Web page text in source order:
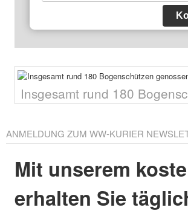
Insgesamt rund 180
ANMELDUNG ZUM WW-KURIER
Mit unserem
erhalten Sie